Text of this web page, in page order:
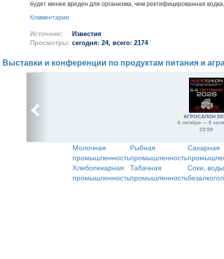
будет менее вреден для организма, чем ректифицированная
Комментарии
Источник:
Известия
Просмотры: сегодня: 24, всего: 2174
Выставки и конференции по продуктам питания и
АГРОСАЛОН
6 октября — 9
23:59
Молочная
промышленность
Рыбная
промышленность
Сахарная
Хлебопекарная
промышленность
Табачная
промышленность
Соки,